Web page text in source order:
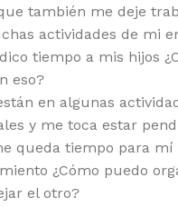
también me deje
actividades de mi
tiempo a mis hijos
eso?
en algunas
y me toca estar
queda tiempo para mí
¿Cómo puedo
el otro?